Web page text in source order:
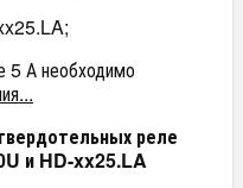
5 А необходимо
реле
и HD-xx25.LA